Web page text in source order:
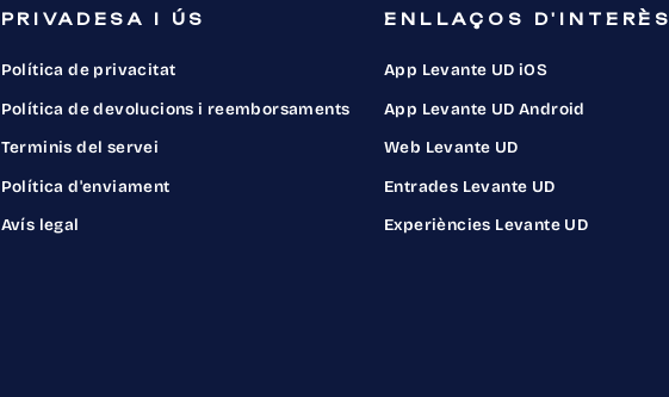
PRIVADESA I ÚS
Política de privacitat
Política de devolucions i reemborsaments
Terminis del servei
Política d'enviament
Avís legal
ENLLAÇOS D'INTERÈS
App Levante UD iOS
App Levante UD Android
Web Levante UD
Entrades Levante UD
Experiències Levante UD